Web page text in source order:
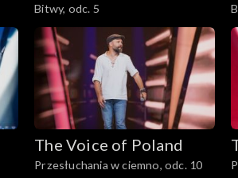
Bitwy, odc. 5
The Voice of Poland
Przesłuchania w ciemno, odc. 10